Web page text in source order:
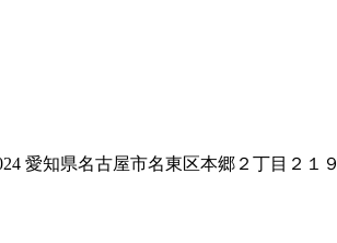
愛知県名古屋市名東区本郷２丁目２１９